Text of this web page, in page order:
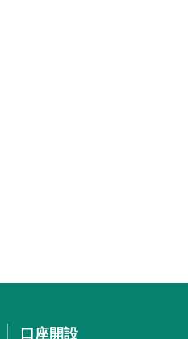
口座開設